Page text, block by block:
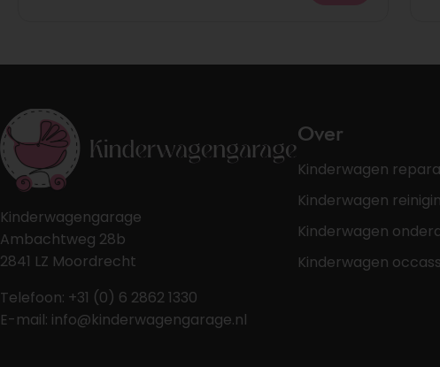
Kinderwagengarage
Ambachtweg 28b
2841 LZ Moordrecht
Telefoon: +31 (0) 6 2862 1330
E-mail: info@kinderwagengarage.nl
Over
Kinderwagen
Kinderwagen
Kinderwagen
Kinderwagen